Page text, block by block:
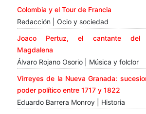
Colombia y el Tour de Francia
Redacción | Ocio y sociedad
Joaco Pertuz, el cantante del
Magdalena
Álvaro Rojano Osorio | Música y folclor
Virreyes de la Nueva Granada:
poder político entre 1717 y 1822
Eduardo Barrera Monroy | Historia